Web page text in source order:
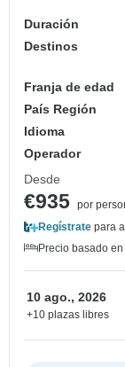
Duración
Destinos
Franja de edad
País Región
Idioma
Operador
Desde
€935 por
Regístrate para
Precio basado
10 ago., 2026
+10 plazas libres